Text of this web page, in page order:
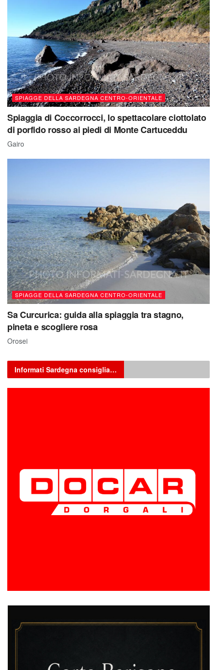
SPIAGGE DELLA SARDEGNA CENTRO-ORIENTALE
Spiaggia di Coccorrocci, lo spettacolare ciottolato
di porfido rosso ai piedi di Monte Cartuceddu
Gairo
SPIAGGE DELLA SARDEGNA CENTRO-ORIENTALE
Sa Curcurica: guida alla spiaggia tra stagno,
pineta e scogliere rosa
Orosei
Informati Sardegna consiglia…